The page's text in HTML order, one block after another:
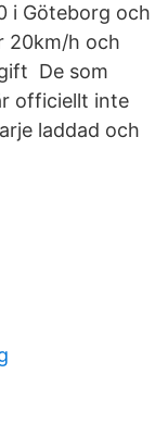
i Göteborg och
20km/h och
De som
officiellt inte
laddad och